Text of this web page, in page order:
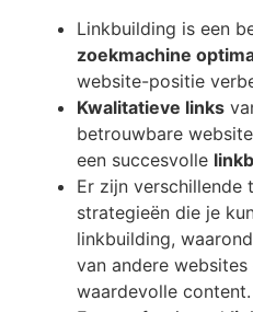
Linkbuilding is een
zoekmachine
website-positie
Kwalitatieve links
betrouwbare
een succesvolle
Er zijn verschillende
strategieën die je
linkbuilding,
van andere
waardevolle content.